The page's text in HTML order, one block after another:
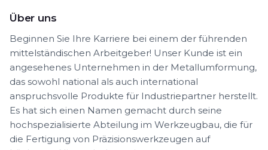
Über uns
Beginnen Sie Ihre Karriere bei einem der führenden
mittelständischen Arbeitgeber! Unser Kunde ist ein
angesehenes Unternehmen in der Metallumformung,
das sowohl national als auch international
anspruchsvolle Produkte für Industriepartner herstellt.
Es hat sich einen Namen gemacht durch seine
hochspezialisierte Abteilung im Werkzeugbau, die für
die Fertigung von Präzisionswerkzeugen auf